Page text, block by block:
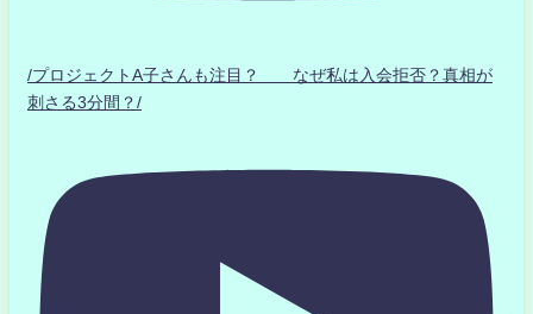
/プロジェクトA子さんも注目？ なぜ私は入会拒否？真相が
刺さる3分間？/